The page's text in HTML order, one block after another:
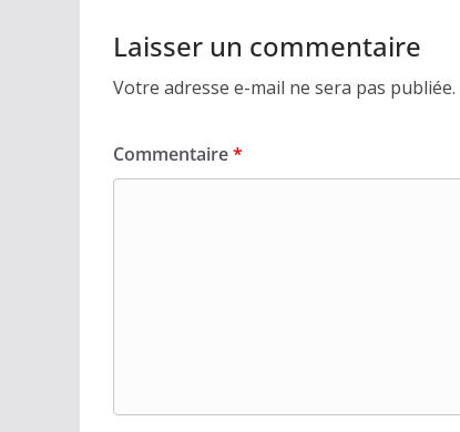
Laisser un commentaire
Votre adresse e-mail ne sera pas publiée.
Commentaire*